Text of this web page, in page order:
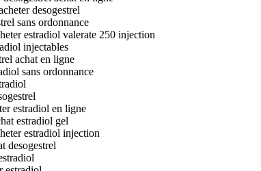
desogestrel
sans ordonnance
estradiol valerate 250 injection
injectables
achat en ligne
sans ordonnance
estradiol en ligne
estradiol gel
estradiol injection
desogestrel